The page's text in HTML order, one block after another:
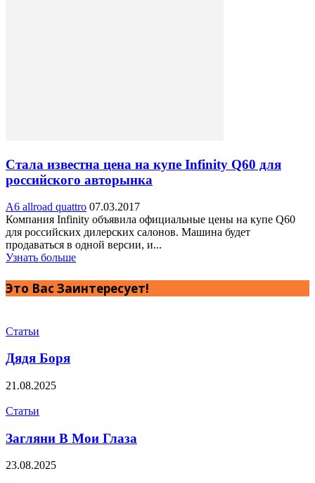
Стала известна цена на купе Infinity Q60 для
российского авторынка
A6 allroad quattro 07.03.2017
Компания Infinity объявила официальные цены на купе Q60
для российских дилерских салонов. Машина будет
продаваться в одной версии, и...
Узнать больше
Это Вас Заинтересует!
Статьи
Дядя Боря
21.08.2025
Статьи
Загляни В Мои Глаза
23.08.2025